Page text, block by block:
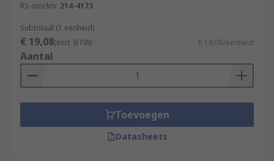
RS-stocknr. 214-4173
Subtotaal (1 eenheid)
€ 19,08(excl. BTW) € 19,08/eenheid
Aantal
Toevoegen
Datasheets